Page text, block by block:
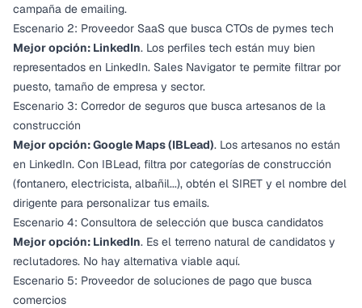
campaña de emailing.
Escenario 2: Proveedor SaaS que busca CTOs de pymes tech
Mejor opción: LinkedIn. Los perfiles tech están muy bien
representados en LinkedIn. Sales Navigator te permite filtrar por
puesto, tamaño de empresa y sector.
Escenario 3: Corredor de seguros que busca artesanos de la
construcción
Mejor opción: Google Maps (IBLead). Los artesanos no están
en LinkedIn. Con IBLead, filtra por categorías de construcción
(fontanero, electricista, albañil...), obtén el SIRET y el nombre del
dirigente para personalizar tus emails.
Escenario 4: Consultora de selección que busca candidatos
Mejor opción: LinkedIn. Es el terreno natural de candidatos y
reclutadores. No hay alternativa viable aquí.
Escenario 5: Proveedor de soluciones de pago que busca
comercios